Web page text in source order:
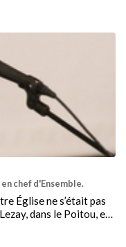
chef d'Ensemble.
Église ne s’était pas
dans le Poitou, est
en ont redemandé :
à la réflexion, à la